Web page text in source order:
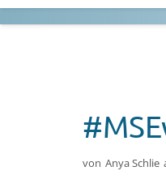
von Anya Schlie